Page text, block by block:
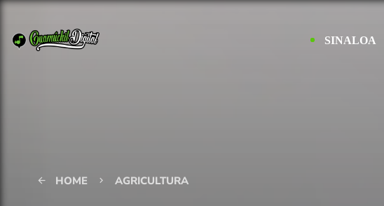
SINALOA
arrow_back HOME keyboard_arrow_right AGRICULTURA